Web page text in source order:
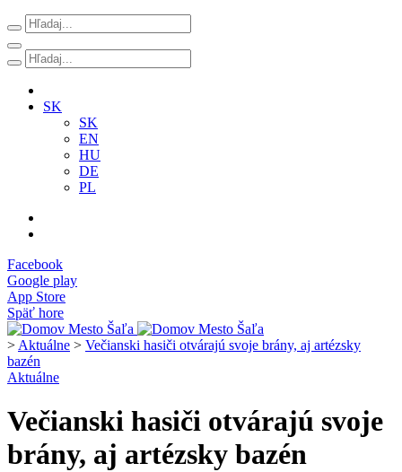
SK
SK
EN
HU
DE
PL
Facebook
Google play
App Store
Späť hore
> Aktuálne > Večianski hasiči otvárajú svoje brány, aj artézsky
bazén
Aktuálne
Večianski hasiči otvárajú svoje
brány, aj artézsky bazén